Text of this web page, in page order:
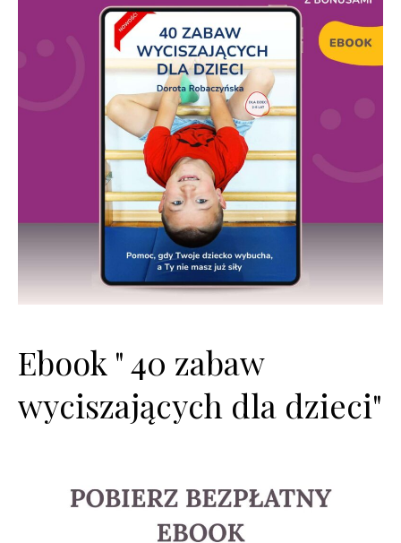
Ebook " 40 zabaw
wyciszających dla dzieci"